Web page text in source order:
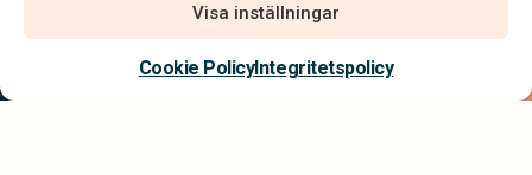
Visa inställningar
Cookie PolicyIntegritetspolicy
Kontakta oss